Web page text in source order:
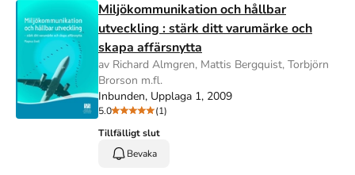
Miljökommunikation och hållbar
utveckling : stärk ditt varumärke och
skapa affärsnytta
av Richard Almgren, Mattis Bergquist, Torbjörn
Brorson m.fl.
Inbunden, Upplaga 1, 2009
5.0
(1)
Tillfälligt slut
Bevaka